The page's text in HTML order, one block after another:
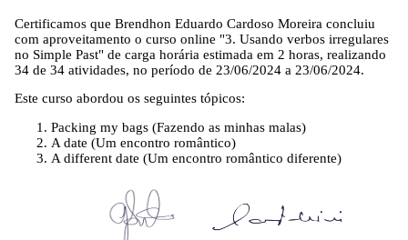
Certificamos que Brendhon Eduardo Cardoso Moreira concluiu
com aproveitamento o curso online "3. Usando verbos irregulares
no Simple Past" de carga horária estimada em 2 horas, realizando
34 de 34 atividades, no período de 23/06/2024 a 23/06/2024.
Este curso abordou os seguintes tópicos:
Packing my bags (Fazendo as minhas malas)
A date (Um encontro romântico)
A different date (Um encontro romântico diferente)